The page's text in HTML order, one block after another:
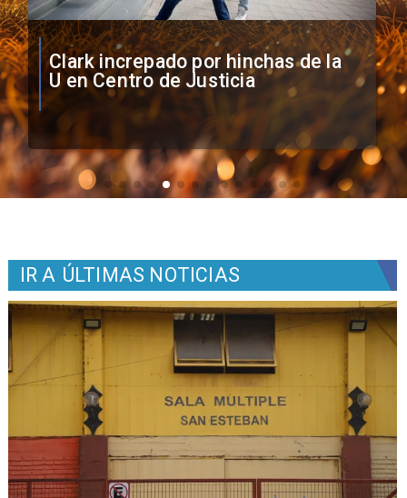
Vozinha firma contrato con Colo
Colo como nuevo arquero
IR A ÚLTIMAS NOTICIAS